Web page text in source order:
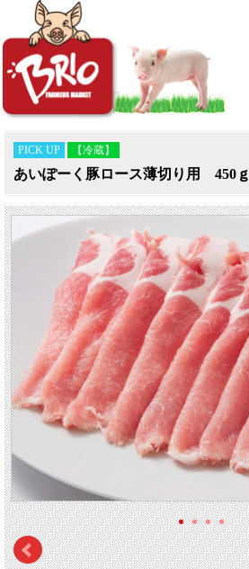
PICK UP 【冷蔵】
あいぽーく豚ロース薄切り用 450ｇ